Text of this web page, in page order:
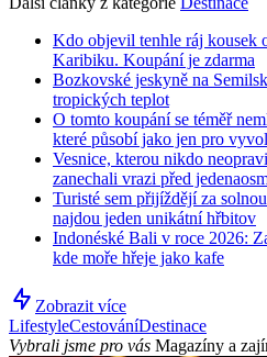
Kdo objevil tenhle ráj kousek
Karibiku. Koupání je zdarma
Bozkovské jeskyně na
tropických teplot
O tomto koupání se téměř
které působí jako jen pro
Vesnice, kterou nikdo
zanechali vrazi před
Turisté sem přijíždějí za
najdou jeden unikátní hřbitov
Indonéské Bali v roce 2026:
kde moře hřeje jako kafe
Zobrazit více
LifestyleCestováníDestinace
Vybrali jsme pro vás Magazíny a